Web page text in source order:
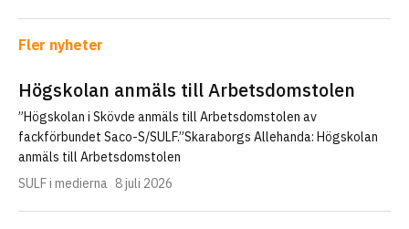
Fler nyheter
Högskolan anmäls till Arbetsdomstolen
”Högskolan i Skövde anmäls till Arbetsdomstolen av
fackförbundet Saco-S/SULF.”Skaraborgs Allehanda: Högskolan
anmäls till Arbetsdomstolen
SULF i medierna 8 juli 2026